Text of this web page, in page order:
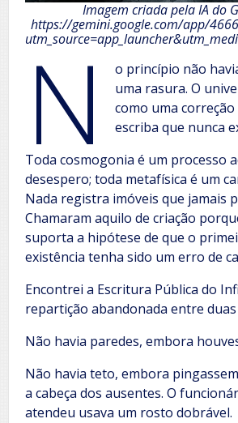
Imagem criada pela IA do
https://gemini.google.com/app/
N
o princípio não
uma rasura. O
como uma
escriba que nunca
Toda cosmogonia é um processo
desespero; toda metafísica é um
Nada registra imóveis que jamais
Chamaram aquilo de criação
suporta a hipótese de que o
existência tenha sido um erro de
Encontrei a Escritura Pública do
repartição abandonada entre
Não havia paredes, embora
Não havia teto, embora
a cabeça dos ausentes. O
atendeu usava um rosto dobrável.